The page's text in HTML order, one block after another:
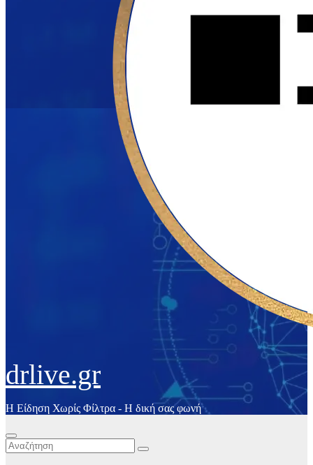
drlive.gr
Η Είδηση Χωρίς Φίλτρα - H δική σας φωνή